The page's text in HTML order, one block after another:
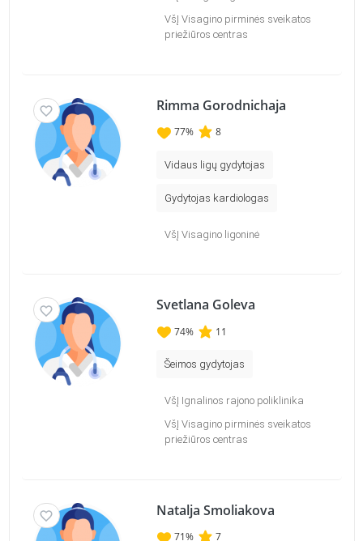
VšĮ Visagino pirminės sveikatos
priežiūros centras
Rimma Gorodnichaja
77% 8
Vidaus ligų gydytojas
Gydytojas kardiologas
VšĮ Visagino ligoninė
Svetlana Goleva
74% 11
Šeimos gydytojas
VšĮ Ignalinos rajono poliklinika
VšĮ Visagino pirminės sveikatos
priežiūros centras
Natalja Smoliakova
71% 7